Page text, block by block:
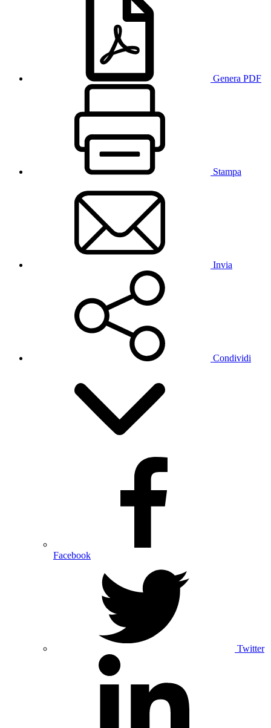
Genera PDF
Stampa
Invia
Condividi
Facebook
Twitter